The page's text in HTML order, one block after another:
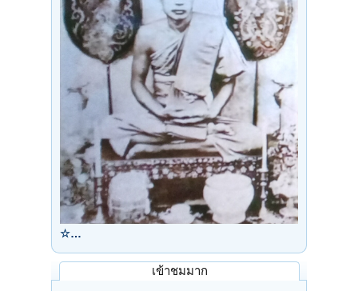
๑๑. วัดป่านานาชาติ
บ้านบุ่งหวาย หมู่ ๗ ต. บุ่งหวาย อ. วารินชำราบ จ. อุบลราชธานี
(สาขา ๑๑๙ ของวัดหนองป่าพง)
เป็นวัดป่าที่มีต้นไม้ใหญ่มาก มียุงและแมลงต่าง ๆ มาก
คนที่แพ้ยุงก็ควรหายากันยุงไปด้วย อากาศเย็นสบาย ทานอาหารวันละ ๑ มื้อ
การไป ให้เขียนจดหมายไปขออนุญาตจากเจ้าอาวาส แล้วจึงเดินทางไปอยู่
๑๒. วัดปทุมวนาราม
ถ. พระราม ๑ ปทุมวัน กรุงเทพฯ ๑๐๓๓๐
โทร. ๒๕๑-๒๓๑๕, ๒๕๒-๕๔๖๕
วิปัสสนาจารย์ พระอาจารย์ถาวร จิตฺตถาวโร
แนวปฏิบัติ แนวพระอาจารย์มั่น ภูริทัตโต ภาวนา “พุทโธ”
นั่งปฏิบัติในศาลาพระราชศรัทธา มีอาสนะและผ้าคลุมตักให้หยิบใช้ได้
บริเวณโดยรอบมีการปลูกแต่งด้วยต้นไม้ใหญ่น้อย ร่มรื่นสวยงาม
กำหนดการปฏิบัติธรรมที่ศาลาฯ ประจำวันจันทร์ – ศุกร์ วันละ ๓ เวลา
เช้า ๗.๐๐ – ๘.๐๐ น. กลางวัน ๑๒.๐๐ – ๑๓.๐๐ น. เย็น ๑๗.๐๐ – ๒๐.๐๐ น.
๑๓. วัดปากน้ำภาษีเจริญ
เลขที่ ๘ แขวงปากคลองภาษีเจริญ เขตภาษีเจริญ กรุงเทพฯ
วิปัสสนาจารย์ พระมงคลเทพมุนี (หลวงพ่อสด)
แนวปฏิบัติ ตามแนวธรรมกาย ใช้คำบริกรรม “สัมมาอรหัง”
สถานที่ปฏิบัติ ๑. หอเจริญวิปัสสนาฯ ชั้น ๒ เป็นห้องแอร์ปูพรม
☆…
เข้าชมมาก